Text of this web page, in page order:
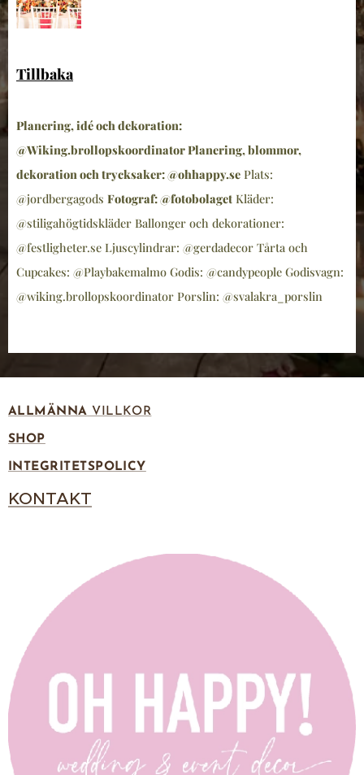
Tillbaka
Planering, idé och dekoration:
@Wiking.brollopskoordinator Planering, blommor,
dekoration och trycksaker: @ohhappy.se Plats:
@jordbergagods Fotograf: @fotobolaget Kläder:
@stiligahögtidskläder Ballonger och dekorationer:
@festligheter.se Ljuscylindrar: @gerdadecor Tårta och
Cupcakes: @Playbakemalmo Godis: @candypeople Godisvagn:
@wiking.brollopskoordinator Porslin: @svalakra_porslin
ALLMÄNNA VILLKOR
SHOP
INTEGRITETSPOLICY
KONTAKT